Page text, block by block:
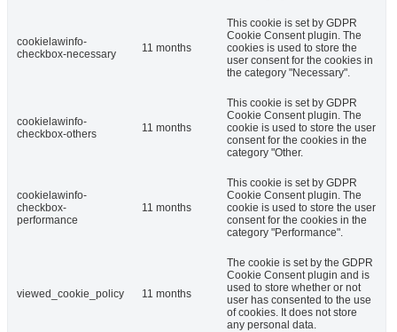
cookielawinfo-
checkbox-necessary
11 months
This cookie is set by GDPR
Cookie Consent plugin. The
cookies is used to store the
user consent for the cookies in
the category "Necessary".
cookielawinfo-
checkbox-others
11 months
This cookie is set by GDPR
Cookie Consent plugin. The
cookie is used to store the user
consent for the cookies in the
category "Other.
cookielawinfo-
checkbox-
performance
11 months
This cookie is set by GDPR
Cookie Consent plugin. The
cookie is used to store the user
consent for the cookies in the
category "Performance".
viewed_cookie_policy 11 months
The cookie is set by the GDPR
Cookie Consent plugin and is
used to store whether or not
user has consented to the use
of cookies. It does not store
any personal data.